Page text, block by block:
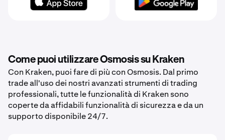
Come puoi utilizzare Osmosis su Kraken
Con Kraken, puoi fare di più con Osmosis. Dal primo
trade all'uso dei nostri avanzati strumenti di trading
professionali, tutte le funzionalità di Kraken sono
coperte da affidabili funzionalità di sicurezza e da un
supporto disponibile 24/7.